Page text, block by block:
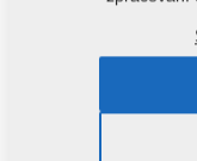
Tento díl je